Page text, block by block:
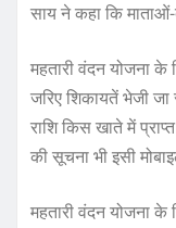
साय ने कहा कि
महतारी वंदन योजना के
जरिए शिकायतें भेजी
राशि किस खाते में
की सूचना भी इसी
महतारी वंदन योजना के